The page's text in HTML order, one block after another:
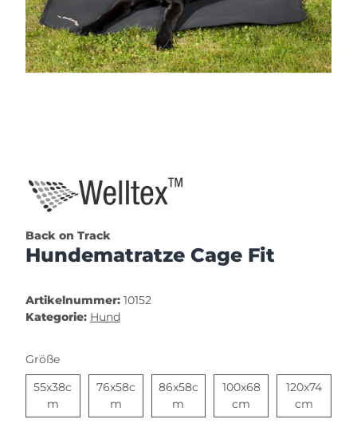
Back on Track
Hundematratze Cage Fit
Artikelnummer: 10152
Kategorie: Hund
Größe
55x38c
m55x38cm
76x58c
m76x58cm
86x58c
m 86x58cm
100x68
cm 100x68cm
120x74
cm